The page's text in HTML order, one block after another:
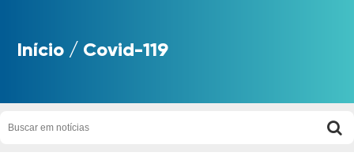
Início / Covid-119